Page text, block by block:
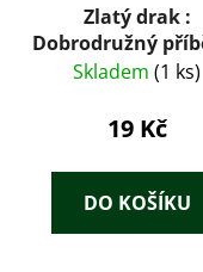
Zlatý drak :
Dobrodružný
nebezpečné
pokladem
Skladem (1 ks)
19 Kč
DO KOŠÍKU